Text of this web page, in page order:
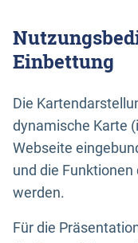
Einbettung
Die
dynamische Karte
Webseite
und die
werden.
Für die